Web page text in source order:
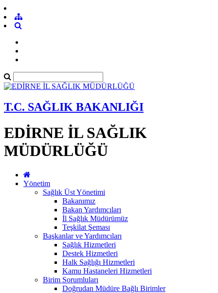
T.C. SAĞLIK BAKANLIĞI
EDİRNE İL SAĞLIK
MÜDÜRLÜĞÜ
Yönetim
Sağlık Üst Yönetimi
Bakanımız
Bakan Yardımcıları
İl Sağlık Müdürümüz
Teşkilat Şeması
Başkanlar ve Yardımcıları
Sağlık Hizmetleri
Destek Hizmetleri
Halk Sağlığı Hizmetleri
Kamu Hastaneleri Hizmetleri
Birim Sorumluları
Doğrudan Müdüre Bağlı Birimler